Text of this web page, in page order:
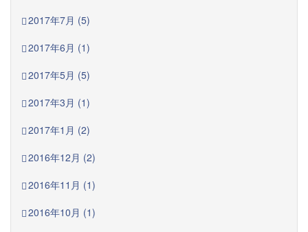
2017年7月 (5)
2017年6月 (1)
2017年5月 (5)
2017年3月 (1)
2017年1月 (2)
2016年12月 (2)
2016年11月 (1)
2016年10月 (1)